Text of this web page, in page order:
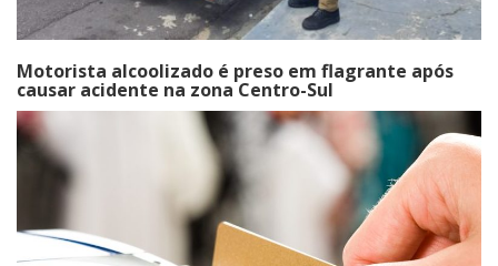
Motorista alcoolizado é preso em flagrante após
causar acidente na zona Centro-Sul